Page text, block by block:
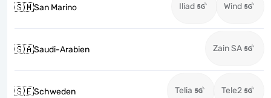
🇸🇲San Marino Iliad Wind
🇸🇦Saudi-Arabien Zain SA
🇸🇪Schweden Telia Tele2